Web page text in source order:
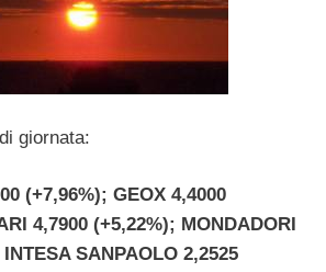
giornata:
(+7,96%); GEOX 4,4000
4,7900 (+5,22%); MONDADORI
SANPAOLO 2,2525